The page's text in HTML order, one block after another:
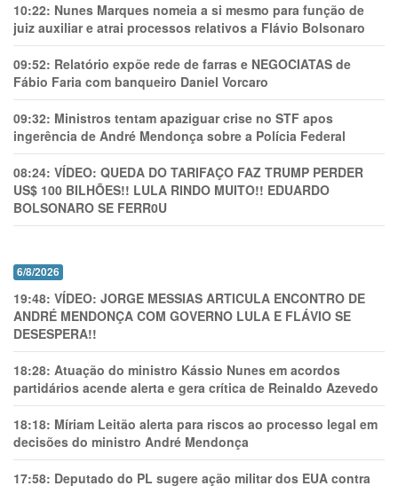
10:22: Nunes Marques nomeia a si mesmo para função de
juiz auxiliar e atrai processos relativos a Flávio Bolsonaro
09:52: Relatório expõe rede de farras e NEGOCIATAS de
Fábio Faria com banqueiro Daniel Vorcaro
09:32: Ministros tentam apaziguar crise no STF apos
ingerência de André Mendonça sobre a Polícia Federal
08:24: VÍDEO: QUEDA DO TARIFAÇO FAZ TRUMP PERDER
US$ 100 BILHÕES!! LULA RINDO MUITO!! EDUARDO
BOLSONARO SE FERR0U
6/8/2026
19:48: VÍDEO: JORGE MESSIAS ARTICULA ENCONTRO DE
ANDRÉ MENDONÇA COM GOVERNO LULA E FLÁVIO SE
DESESPERA!!
18:28: Atuação do ministro Kássio Nunes em acordos
partidários acende alerta e gera crítica de Reinaldo Azevedo
18:18: Míriam Leitão alerta para riscos ao processo legal em
decisões do ministro André Mendonça
17:58: Deputado do PL sugere ação militar dos EUA contra